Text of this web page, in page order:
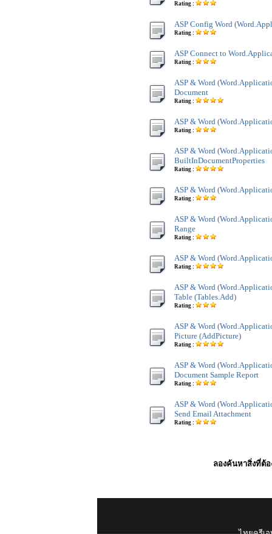
Rating :
ASP Config Word
Rating :
ASP Connect to
Rating :
ASP & Word
Document
Rating :
ASP & Word
Rating :
ASP & Word
BuiltInDocumentProperties
Rating :
ASP & Word
Rating :
ASP & Word
Range
Rating :
ASP & Word
Rating :
ASP & Word
Table (Tables.Add)
Rating :
ASP & Word
Picture (AddPicture)
Rating :
ASP & Word
Document Sample Report
Rating :
ASP & Word
Send Email Attachment
Rating :
ลองค้นหาสิ่งที่ต้อ